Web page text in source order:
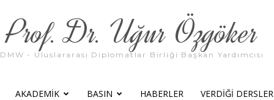
Prof. Dr. Uğur Özgöker
DMW - Uluslararası Diplomatlar Birliği Başkan Yardımcısı
AKADEMIK BASIN HABERLER VERDIĞI DERSLER